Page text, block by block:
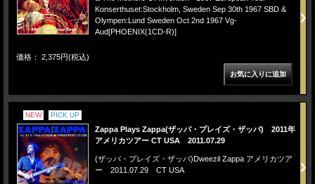
Konserthuset:Stockholm, Sweden Sep 30th 1967 SBD &
Olympen:Lund Sweden Oct 2nd 1967 Vg-
Aud[PHOENIX(1CD-R)]
価格： 2,375円(税込)
NEW PICK UP
Zappa Plays Zappa(ザッパ・プレイズ・ザッパ) 2011年
アメリカツアー CT USA 2011.07.29
(ザッパ・プレイズ・ザッパ)Dweezil Zappa アメリカツア
ー 2011.07.29 CT USA